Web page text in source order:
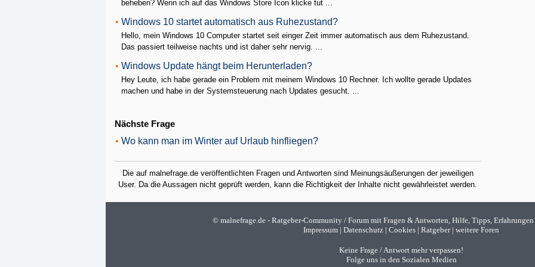
beheben? Wenn ich auf das Windows Store Icon klicke tut ...
• Windows 10 startet automatisch aus Ruhezustand?
Hello, mein Windows 10 Computer startet seit einger Zeit immer automatisch aus dem Ruhezustand.
Das passiert teilweise nachts und ist daher sehr nervig. ...
• Windows Update hängt beim Herunterladen?
Hey Leute, ich habe gerade ein Problem mit meinem Windows 10 Rechner. Ich wollte gerade Updates
machen und habe in der Systemsteuerung nach Updates gesucht. ...
Nächste Frage
• Wo kann man im Winter auf Urlaub hinfliegen?
Die auf malnefrage.de veröffentlichten Fragen und Antworten sind Meinungsäußerungen der jeweiligen
User. Da die Aussagen nicht geprüft werden, kann die Richtigkeit der Inhalte nicht gewährleistet werden.
© malnefrage.de - Ratgeber-Community / Forum mit Fragen & Antworten, Hilfe, Tipps,
Impressum | Datenschutz | Cookies | Ratgeber| weitere Foren
Keine Frage / Antwort mehr verpassen!
Folge uns in den Sozialen Medien